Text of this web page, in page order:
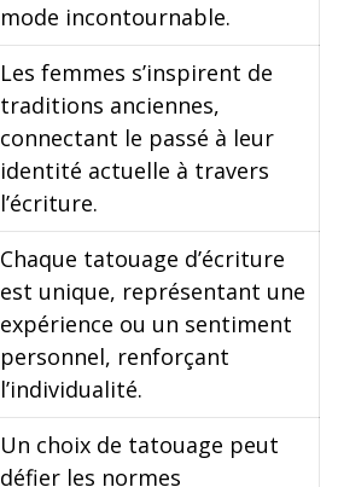
mode incontournable.
Les femmes s’inspirent de
traditions anciennes,
connectant le passé à leur
identité actuelle à travers
l’écriture.
Chaque tatouage d’écriture
est unique, représentant une
expérience ou un sentiment
personnel, renforçant
l’individualité.
Un choix de tatouage peut
défier les normes